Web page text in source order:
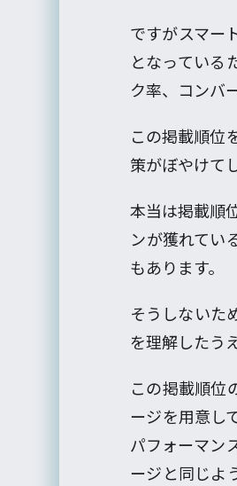
ですがスマー
となっている
ク率、コンバ
この掲載順位
策がぼやけて
本当は掲載順
ンが獲れてい
もあります。
そうしないた
を理解したう
この掲載順位
ージを用意し
パフォーマン
ージと同じよ